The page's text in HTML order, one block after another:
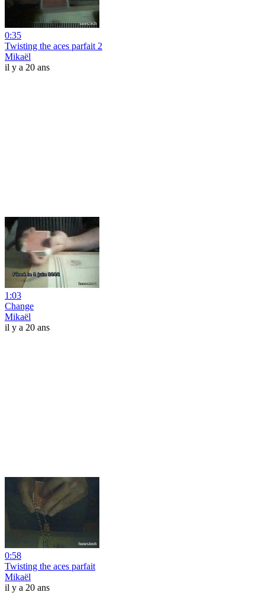
0:35
Twisting the aces parfait 2
Mikaël
il y a 20 ans
1:03
Change
Mikaël
il y a 20 ans
0:58
Twisting the aces parfait
Mikaël
il y a 20 ans